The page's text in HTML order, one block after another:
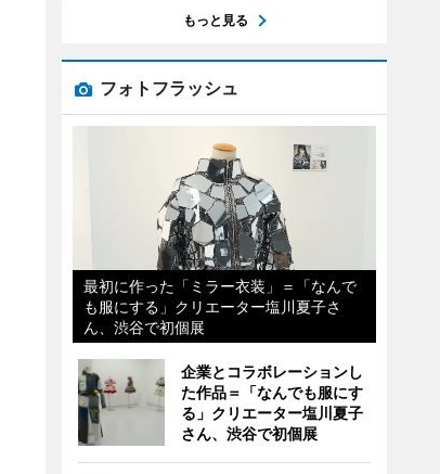
もっと見る
フォトフラッシュ
最初に作った「ミラー衣装」＝「なんで
も服にする」クリエーター塩川夏子さ
ん、渋谷で初個展
企業とコラボレーションし
た作品＝「なんでも服にす
る」クリエーター塩川夏子
さん、渋谷で初個展